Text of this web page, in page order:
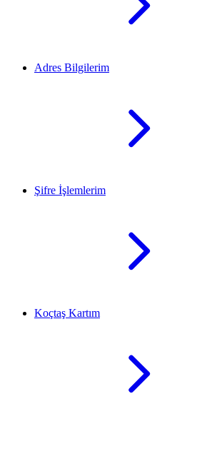
Adres Bilgilerim
Şifre İşlemlerim
Koçtaş Kartım